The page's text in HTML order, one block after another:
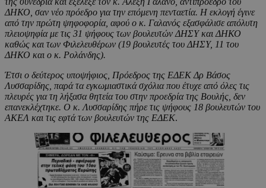
ΔΗΚΟ, σαν νέο πρόεδρο για την επόμενη πενταετία. Η εκλογή έγινε
από την πρώτη ψηφοφορία, αφού ο κ. Γαλανός εξασφάλισε απόλυτη
πλειοψηφία με τις 31 ψήφους των βουλευτών ΔΗΣΥ και ΔΗΚΟ
καθώς και των Φιλελευθέρων (19 βουλευτές του ΔΗΣΥ, 11 του
ΔΗΚΟ και ο κ. Ρολάνδης).
Έτσι ο δεύτερος υποψήφιος, Πρόεδρος της ΕΔΕΚ Δρ Βάσος
Λυσσαρίδης, παρά τα εγκωμιαστικά σχόλια που έτυχε από όλες τις
πλευρές για τη λήξασα θητεία του στην προεδρία της Βουλής, δεν
επανεκλέχτηκε. Ο κ. Λυσσαρίδης πήρε τις ψήφους 18 βουλευτών του
ΑΚΕΛ και τις εφτά των βουλευτών της ΕΔΕΚ.